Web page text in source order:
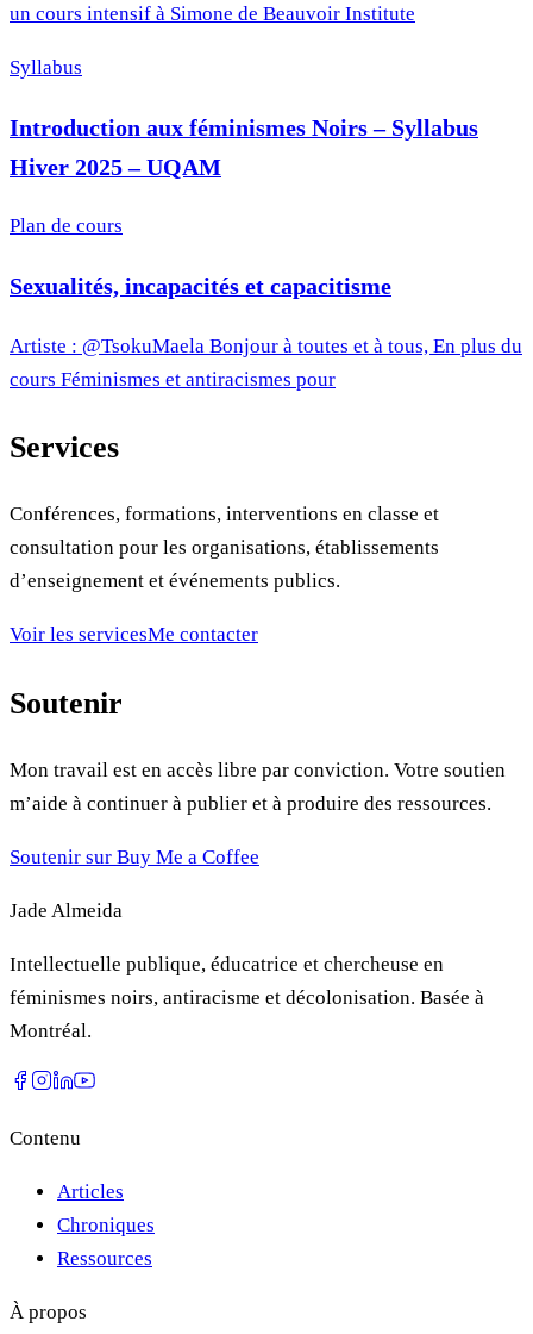
un cours intensif à Simone de Beauvoir Institute
Syllabus
Introduction aux féminismes Noirs – Syllabus
Hiver 2025 – UQAM
Plan de cours
Sexualités, incapacités et capacitisme
Artiste : @TsokuMaela Bonjour à toutes et à tous, En plus du
cours Féminismes et antiracismes pour
Services
Conférences, formations, interventions en classe et
consultation pour les organisations, établissements
d’enseignement et événements publics.
Voir les servicesMe contacter
Soutenir
Mon travail est en accès libre par conviction. Votre soutien
m’aide à continuer à publier et à produire des ressources.
Soutenir sur Buy Me a Coffee
Jade Almeida
Intellectuelle publique, éducatrice et chercheuse en
féminismes noirs, antiracisme et décolonisation. Basée à
Montréal.
Contenu
Articles
Chroniques
Ressources
À propos